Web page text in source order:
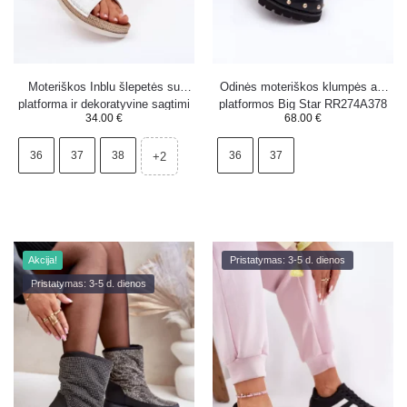
Moteriškos Inblu šlepetės su
platforma ir dekoratyvine sagtimi
RV000012 šviesiai smėlio spalvos
34.00 €
36 37 38 +2
Odinės moteriškos klumpės ant
platformos Big Star RR274A378
juodos
68.00 €
36 37
Akcija!
Pristatymas: 3-5 d. dienos
Pristatymas: 3-5 d. dienos